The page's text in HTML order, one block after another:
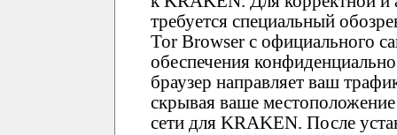
требуется специальный
Tor Browser с официального
обеспечения
браузер направляет ваш
скрывая ваше
сети для KRAKEN. После